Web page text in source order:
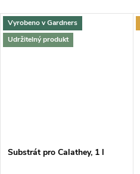
Vyrobeno v Gardners
Udržitelný produkt
Substrát pro Calathey, 1 l